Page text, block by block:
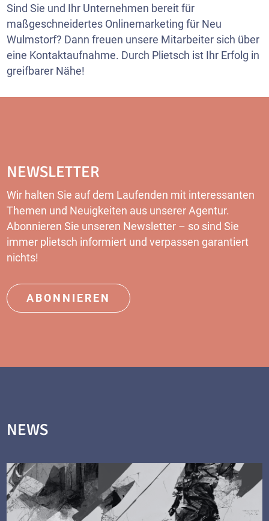
Sind Sie und Ihr Unternehmen bereit für
maßgeschneidertes Onlinemarketing für Neu
Wulmstorf? Dann freuen unsere Mitarbeiter sich über
eine Kontaktaufnahme. Durch Plietsch ist Ihr Erfolg in
greifbarer Nähe!
NEWSLETTER
Wir halten Sie auf dem Laufenden mit interessanten
Themen und Neuigkeiten aus unserer Agentur.
Abonnieren Sie unseren Newsletter – so sind Sie
immer plietsch informiert und verpassen garantiert
nichts!
ABONNIEREN
NEWS